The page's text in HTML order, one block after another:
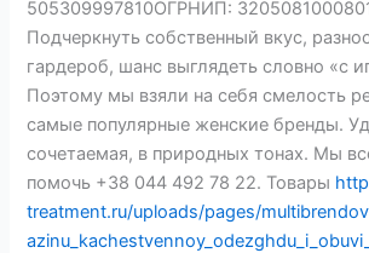
505309997810ОГРНИП:
Подчеркнуть собственный вкус,
гардероб, шанс выглядеть словно «с
Поэтому мы взяли на себя смелость
самые популярные женские бренды.
сочетаемая, в природных тонах. Мы
помочь +38 044 492 78 22. Товары
treatment.ru/uploads/pages/